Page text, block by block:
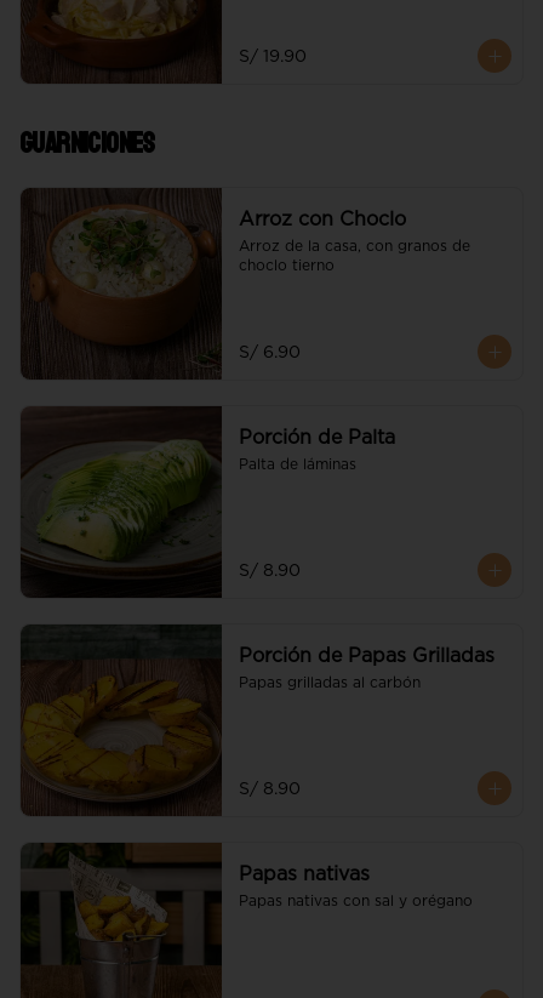
S/ 19.90
Guarniciones
Arroz con Choclo
Arroz de la casa, con granos de
choclo tierno
S/ 6.90
Porción de Palta
Palta de láminas
S/ 8.90
Porción de Papas Grilladas
Papas grilladas al carbón
S/ 8.90
Papas nativas
Papas nativas con sal y orégano